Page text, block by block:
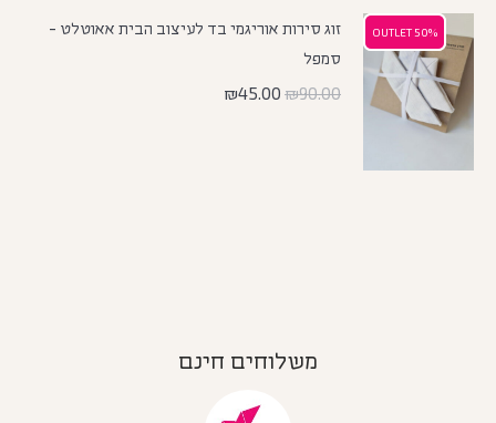
50% OUTLET
50% OUTLET
זוג סירות אוריגמי בד לעיצוב הבית אאוטלט -
סמפל
₪90.00
₪45.00
משלוחים חינם